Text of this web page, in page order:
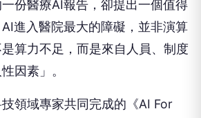
份醫療AI報告，卻提出一個值得
進入醫院最大的障礙，並非演算
算力不足，而是來自人員、制度
因素」。
領域專家共同完成的《AI For